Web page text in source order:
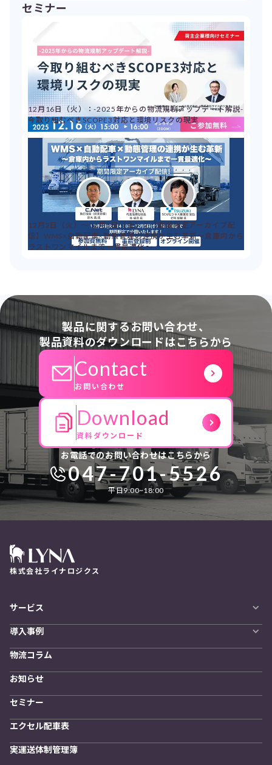
セミナー
12月16日（火）：-2025年からの物流規制アップデート解説-
今取り組むべきSCOPE3対応と環境リスクの現実
12月2日（火）～12月5日（金）：【期間限定アーカイブ配
信】WMS×自動配車×動態管理の連携が生む革新～倉庫内から
ラストワンマイルまで一貫最適化～
製品に関するお問い合わせ、
製品資料のダウンロードはこちらから
Contact
お問い合わせ
Download
資料ダウンロード
お電話でのお問い合わせはこちらから
047-701-5526
平日9:00~18:00
株式会社ライナロジクス
サービス
LYNA DXプラットフォーム
発着管理オプション
訪問計画
物流拠点最適化
開発者向けサービス
導入事例
導入をご検討の方へ
物流コラム
お知らせ
セミナー
エクセル配車表
実運送体制管理簿